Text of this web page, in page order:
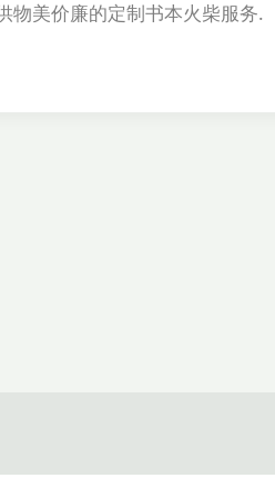
物美价廉的定制书本火柴服务.